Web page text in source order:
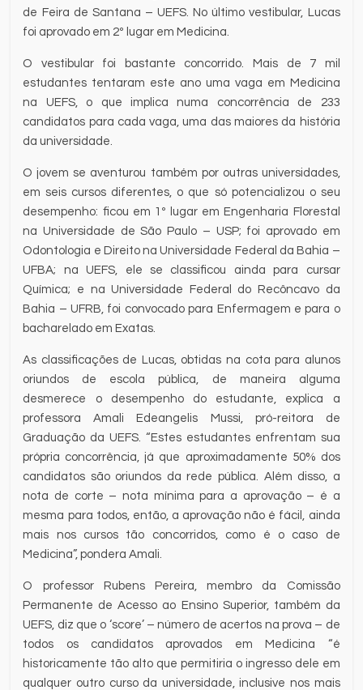
de Feira de Santana – UEFS. No último vestibular, Lucas
foi aprovado em 2º lugar em Medicina.
O vestibular foi bastante concorrido. Mais de 7 mil
estudantes tentaram este ano uma vaga em Medicina
na UEFS, o que implica numa concorrência de 233
candidatos para cada vaga, uma das maiores da história
da universidade.
O jovem se aventurou também por outras universidades,
em seis cursos diferentes, o que só potencializou o seu
desempenho: ficou em 1º lugar em Engenharia Florestal
na Universidade de São Paulo – USP; foi aprovado em
Odontologia e Direito na Universidade Federal da Bahia –
UFBA; na UEFS, ele se classificou ainda para cursar
Química; e na Universidade Federal do Recôncavo da
Bahia – UFRB, foi convocado para Enfermagem e para o
bacharelado em Exatas.
As classificações de Lucas, obtidas na cota para alunos
oriundos de escola pública, de maneira alguma
desmerece o desempenho do estudante, explica a
professora Amali Edeangelis Mussi, pró-reitora de
Graduação da UEFS. “Estes estudantes enfrentam sua
própria concorrência, já que aproximadamente 50% dos
candidatos são oriundos da rede pública. Além disso, a
nota de corte – nota mínima para a aprovação – é a
mesma para todos, então, a aprovação não é fácil, ainda
mais nos cursos tão concorridos, como é o caso de
Medicina”, pondera Amali.
O professor Rubens Pereira, membro da Comissão
Permanente de Acesso ao Ensino Superior, também da
UEFS, diz que o ‘score’ – número de acertos na prova – de
todos os candidatos aprovados em Medicina “é
historicamente tão alto que permitiria o ingresso dele em
qualquer outro curso da universidade, inclusive nos mais